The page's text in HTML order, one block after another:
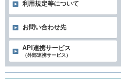
利用規定等について
お問い合わせ先
API連携サービス
（外部連携サービス）